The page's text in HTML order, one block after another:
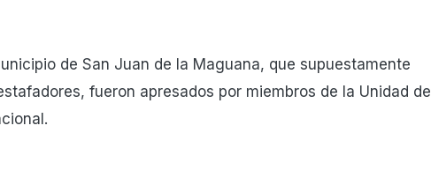
de San Juan de la Maguana, que supuestamente
fueron apresados por miembros de la Unidad de